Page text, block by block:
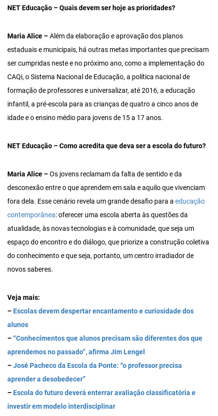
NET Educação – Quais devem ser hoje as prioridades?
Maria Alice –Além da elaboração e aprovação dos planos
estaduais e municipais, há outras metas importantes que precisam
ser cumpridas neste e no próximo ano, como a implementação do
CAQi, o Sistema Nacional de Educação, a política nacional de
formação de professores e universalizar, até 2016, a educação
infantil, a pré-escola para as crianças de quatro a cinco anos de
idade e o ensino médio para jovens de 15 a 17 anos.
NET Educação – Como acredita que deva ser a escola do futuro?
Maria Alice –Os jovens reclamam da falta de sentido e da
desconexão entre o que aprendem em sala e aquilo que vivenciam
fora dela. Esse cenário revela um grande desafio para a educação
contemporânea: oferecer uma escola aberta às questões da
atualidade, às novas tecnologias e à comunidade, que seja um
espaço do encontro e do diálogo, que priorize a construção coletiva
do conhecimento e que seja, portanto, um centro irradiador de
novos saberes.
Veja mais:
– Escolas devem despertar encantamento e curiosidade dos
alunos
–“Conhecimentos que alunos precisam são diferentes dos que
aprendemos no passado”, afirma Jim Lengel
–José Pacheco da Escola da Ponte: “o professor precisa
aprender a desobedecer”
– Escola do futuro deverá enterrar avaliação classificatória e
investir em modelo interdisciplinar